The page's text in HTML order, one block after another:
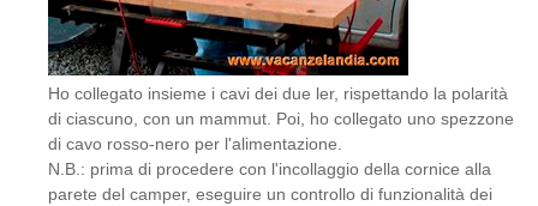
Ho collegato insieme i cavi dei due ler, rispettando la polarità
di ciascuno, con un mammut. Poi, ho collegato uno spezzone
di cavo rosso-nero per l'alimentazione.
N.B.: prima di procedere con l'incollaggio della cornice alla
parete del camper, eseguire un controllo di funzionalità dei